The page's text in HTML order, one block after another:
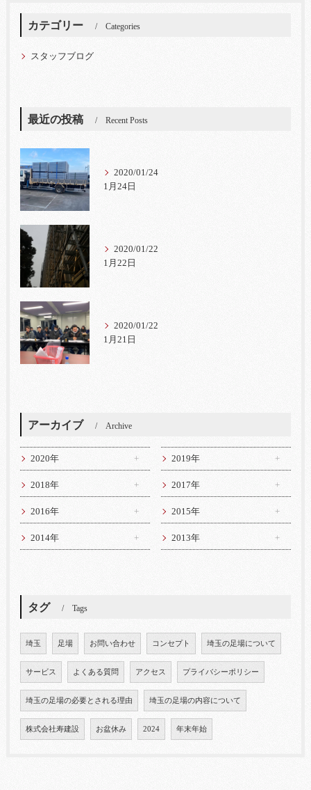
カテゴリー Categories
スタッフブログ
最近の投稿 Recent Posts
2020/01/24
1月24日
2020/01/22
1月22日
2020/01/22
1月21日
アーカイブ Archive
2020年 2019年
2018年 2017年
2016年 2015年
2014年 2013年
タグ Tags
埼玉 足場 お問い合わせ コンセプト 埼玉の足場について
サービス よくある質問 アクセス プライバシーポリシー
埼玉の足場の必要とされる理由 埼玉の足場の内容について
株式会社寿建設 お盆休み 2024 年末年始